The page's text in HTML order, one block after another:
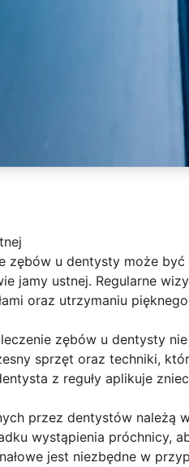
zębów u dentysty może
jamy ustnej. Regularne
oraz utrzymaniu
zębów u dentysty
sprzęt oraz techniki,
z reguły aplikuje
przez dentystów należą
wystąpienia próchnicy,
jest niezbędne w